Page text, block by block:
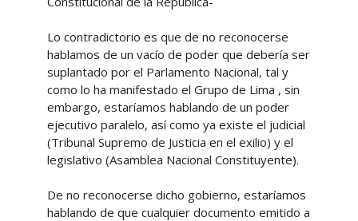
Lo contradictorio es que de no reconocerse
hablamos de un vacío de poder que debería ser
suplantado por el Parlamento Nacional, tal y
como lo ha manifestado el Grupo de Lima , sin
embargo, estaríamos hablando de un poder
ejecutivo paralelo, así como ya existe el judicial
(Tribunal Supremo de Justicia en el exilio) y el
legislativo (Asamblea Nacional Constituyente).
De no reconocerse dicho gobierno, estaríamos
hablando de que cualquier documento emitido a